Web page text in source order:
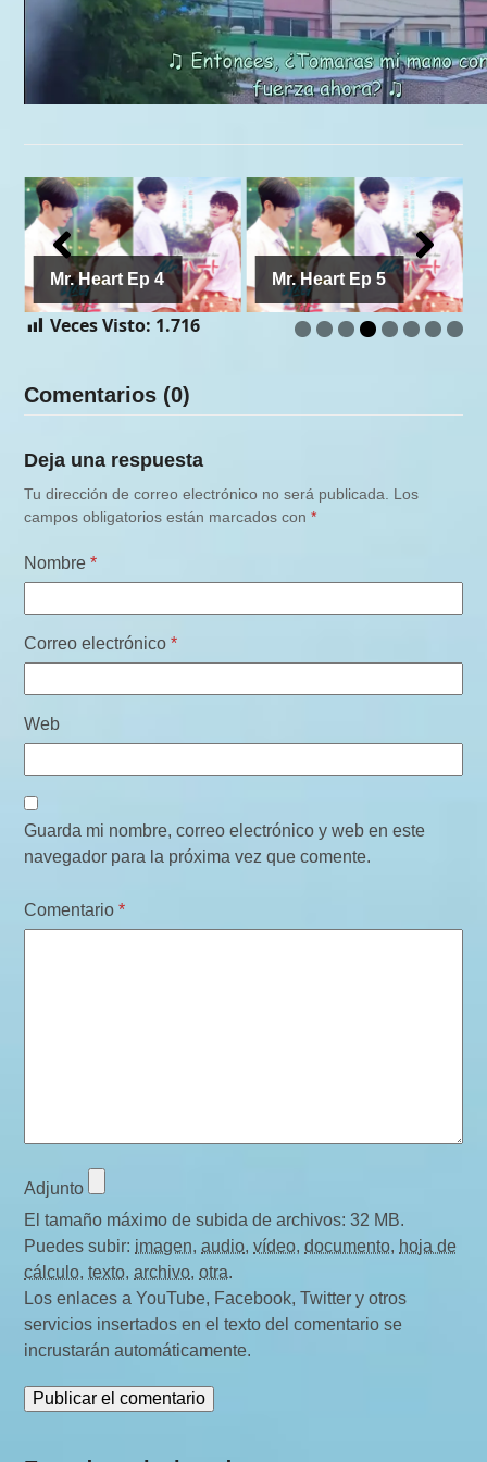
Mr. Heart Ep 4 Mr. Heart Ep 5
Veces Visto: 1.716
Comentarios (0)
Deja una respuesta
Tu dirección de correo electrónico no será publicada. Los
campos obligatorios están marcados con*
Nombre*
Correo electrónico*
Web
Guarda mi nombre, correo electrónico y web en este
navegador para la próxima vez que comente.
Comentario*
Adjunto
El tamaño máximo de subida de archivos: 32 MB.
Puedes subir: imagen,audio,vídeo,documento, hoja de
cálculo,texto,archivo,otra.
Los enlaces a YouTube, Facebook, Twitter y otros
servicios insertados en el texto del comentario se
incrustarán automáticamente.